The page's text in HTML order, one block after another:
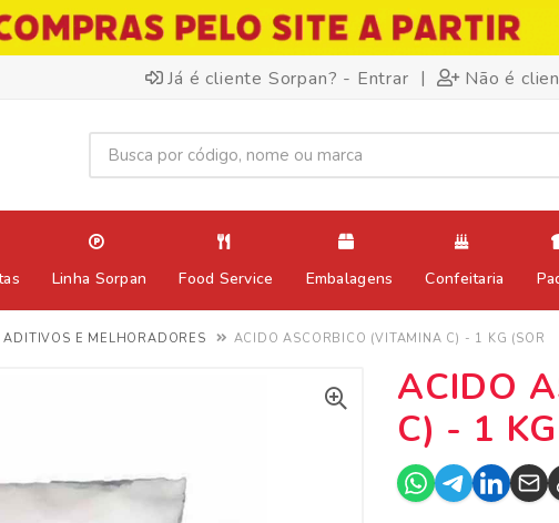
Já é cliente Sorpan? - Entrar | Não é
Linha Sorpan Food Service Embalagens Confeitaria
ADITIVOS E MELHORADORES ACIDO ASCORBICO (VITAMINA C) - 1 KG (SOR
ACIDO
C) - 1